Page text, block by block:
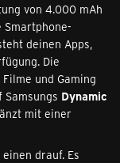
von 4.000 mAh
deinen Apps,
Die
und Gaming
Dynamic
mit einer
drauf. Es